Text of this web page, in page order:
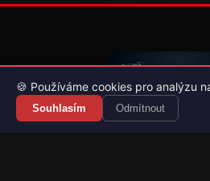
Váš průvodce světem videoher.
slovenské
🍪 Používáme cookies pro analýzu
Souhlasím Odmítnout